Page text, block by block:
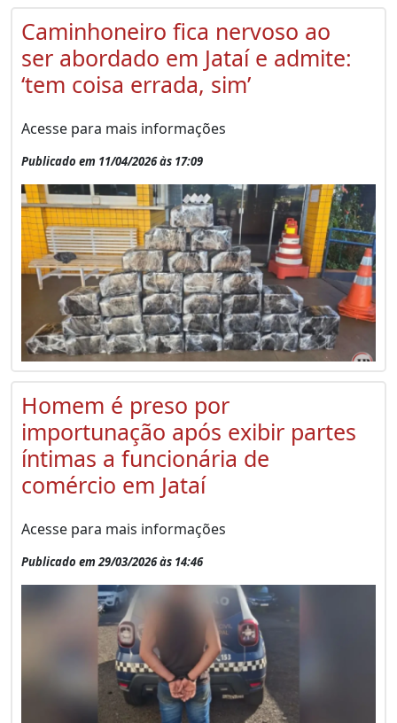
Caminhoneiro fica nervoso ao
ser abordado em Jataí e admite:
‘tem coisa errada, sim’
Acesse para mais informações
Publicado em 11/04/2026 às 17:09
Homem é preso por
importunação após exibir partes
íntimas a funcionária de
comércio em Jataí
Acesse para mais informações
Publicado em 29/03/2026 às 14:46